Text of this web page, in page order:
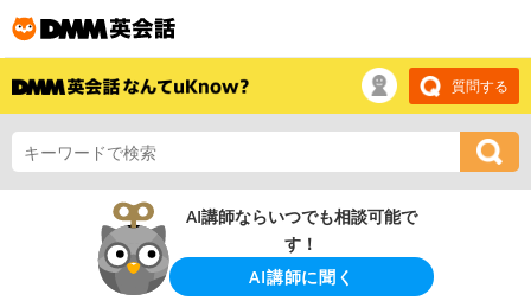
質問する
AI講師ならいつでも相談可能で
す！
AI講師に聞く